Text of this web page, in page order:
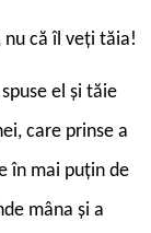
că îl veți tăia!
el și tăie
care prinse a
în mai puțin de
mâna și a